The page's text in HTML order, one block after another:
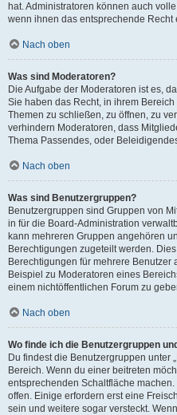
hat. Administratoren können auch
wenn ihnen das entsprechende Recht
Nach oben
Was sind Moderatoren?
Die Aufgabe der Moderatoren ist es,
Sie haben das Recht, in ihrem
Themen zu schließen, zu öffnen, zu
verhindern Moderatoren, dass
Thema Passendes, oder
Nach oben
Was sind Benutzergruppen?
Benutzergruppen sind Gruppen von
in für die Board-Administration
kann mehreren Gruppen angehören
Berechtigungen zugeteilt werden.
Berechtigungen für mehrere
Beispiel zu Moderatoren eines
einem nichtöffentlichen Forum zu
Nach oben
Wo finde ich die Benutzergruppen
Du findest die Benutzergruppen unter
Bereich. Wenn du einer beitreten
entsprechenden Schaltfläche
offen. Einige erfordern erst eine
sein und weitere sogar versteckt.